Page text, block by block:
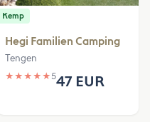
Kemp
Hegi Familien Camping
Tengen
★ ★ ★ ★ ★547 EUR